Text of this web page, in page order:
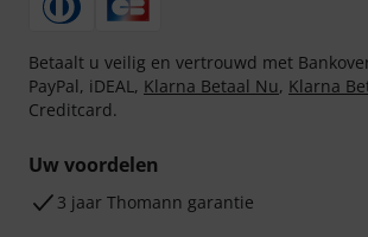
Betaalt u veilig en vertrouwd met
PayPal, iDEAL, Klarna Betaal Nu, Klarna
Creditcard.
Uw voordelen
3 jaar Thomann garantie